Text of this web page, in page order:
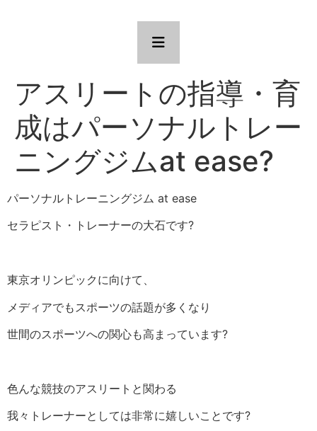
アスリートの指導・育
成はパーソナルトレー
ニングジムat ease?
パーソナルトレーニングジム at ease
セラピスト・トレーナーの大石です?
東京オリンピックに向けて、
メディアでもスポーツの話題が多くなり
世間のスポーツへの関心も高まっています?
色んな競技のアスリートと関わる
我々トレーナーとしては非常に嬉しいことです?